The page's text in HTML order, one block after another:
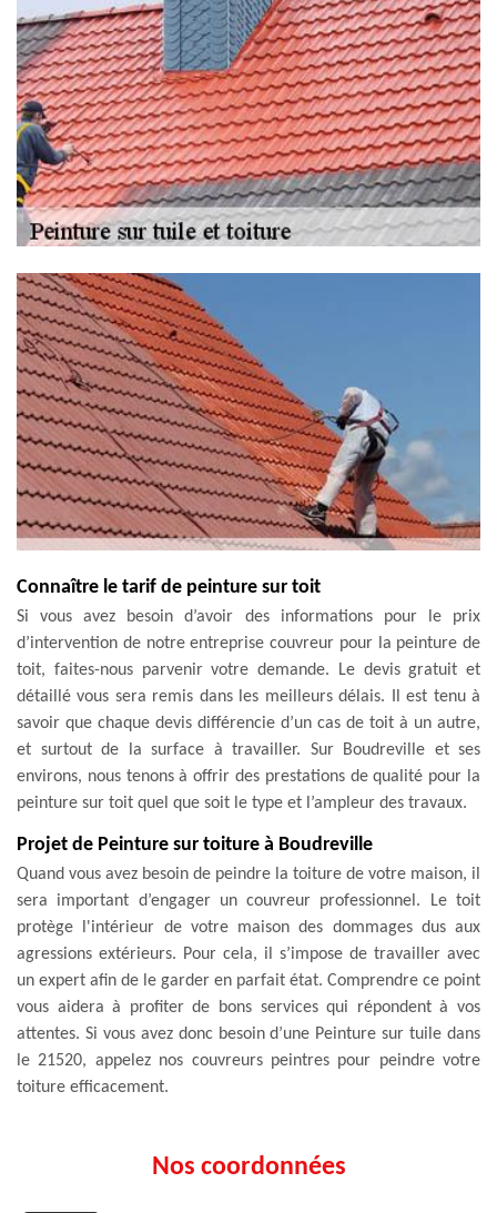
Connaître le tarif de peinture sur toit
Si vous avez besoin d’avoir des informations pour le prix
d’intervention de notre entreprise couvreur pour la peinture de
toit, faites-nous parvenir votre demande. Le devis gratuit et
détaillé vous sera remis dans les meilleurs délais. Il est tenu à
savoir que chaque devis différencie d’un cas de toit à un autre,
et surtout de la surface à travailler. Sur Boudreville et ses
environs, nous tenons à offrir des prestations de qualité pour la
peinture sur toit quel que soit le type et l’ampleur des travaux.
Projet de Peinture sur toiture à Boudreville
Quand vous avez besoin de peindre la toiture de votre maison, il
sera important d’engager un couvreur professionnel. Le toit
protège l'intérieur de votre maison des dommages dus aux
agressions extérieurs. Pour cela, il s’impose de travailler avec
un expert afin de le garder en parfait état. Comprendre ce point
vous aidera à profiter de bons services qui répondent à vos
attentes. Si vous avez donc besoin d’une Peinture sur tuile dans
le 21520, appelez nos couvreurs peintres pour peindre votre
toiture efficacement.
Nos coordonnées